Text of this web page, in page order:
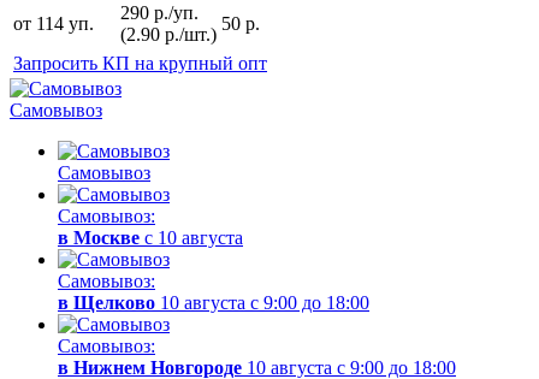
от 114 уп.
290 р./уп.
(2.90 р./шт.)
50 р.
Запросить КП на крупный опт
Самовывоз
Самовывоз
Самовывоз:
в Москве с 10 августа
Самовывоз:
в Щелково 10 августа с 9:00 до 18:00
Самовывоз:
в Нижнем Новгороде 10 августа с 9:00 до 18:00